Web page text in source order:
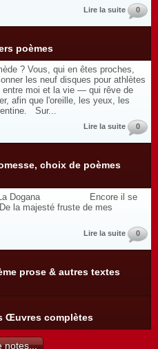
Lire la suite 0
poèmes
? Vous, qui en êtes proches,
les neuf disques pour athlètes
moi et la vie — qui rêve de
afin que l'oreille, les yeux, les
Sur...
Lire la suite 0
choix de poèmes
de La Dogana Encore il se
la majesté fruste de mes
Lire la suite 0
prose & autres textes
Œuvres complètes
notes...